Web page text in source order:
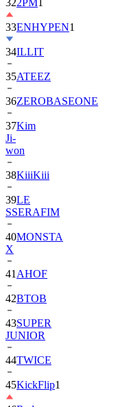
33ENHYPEN
34ILLIT
35ATEEZ
36ZEROBASEONE
37Kim
Ji-
won
38KiiiKiii
39LE
SSERAFIM
40MONSTA
X
41
42 BTOB
43SUPER
JUNIOR
44TWICE
45KickFlip
46Red
Velvet